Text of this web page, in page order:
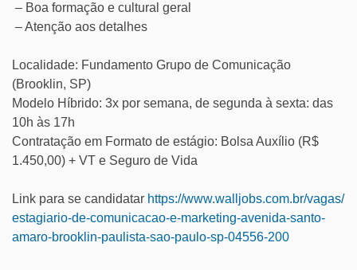
– Boa formação e cultural geral
– Atenção aos detalhes
Localidade: Fundamento Grupo de Comunicação
(Brooklin, SP)
Modelo Híbrido: 3x por semana, de segunda à sexta: das
10h às 17h
Contratação em Formato de estágio: Bolsa Auxílio (R$
1.450,00) + VT e Seguro de Vida
Link para se candidatar https://www.walljobs.com.br/vagas/
estagiario-de-comunicacao-e-marketing-avenida-santo-
amaro-brooklin-paulista-sao-paulo-sp-04556-200